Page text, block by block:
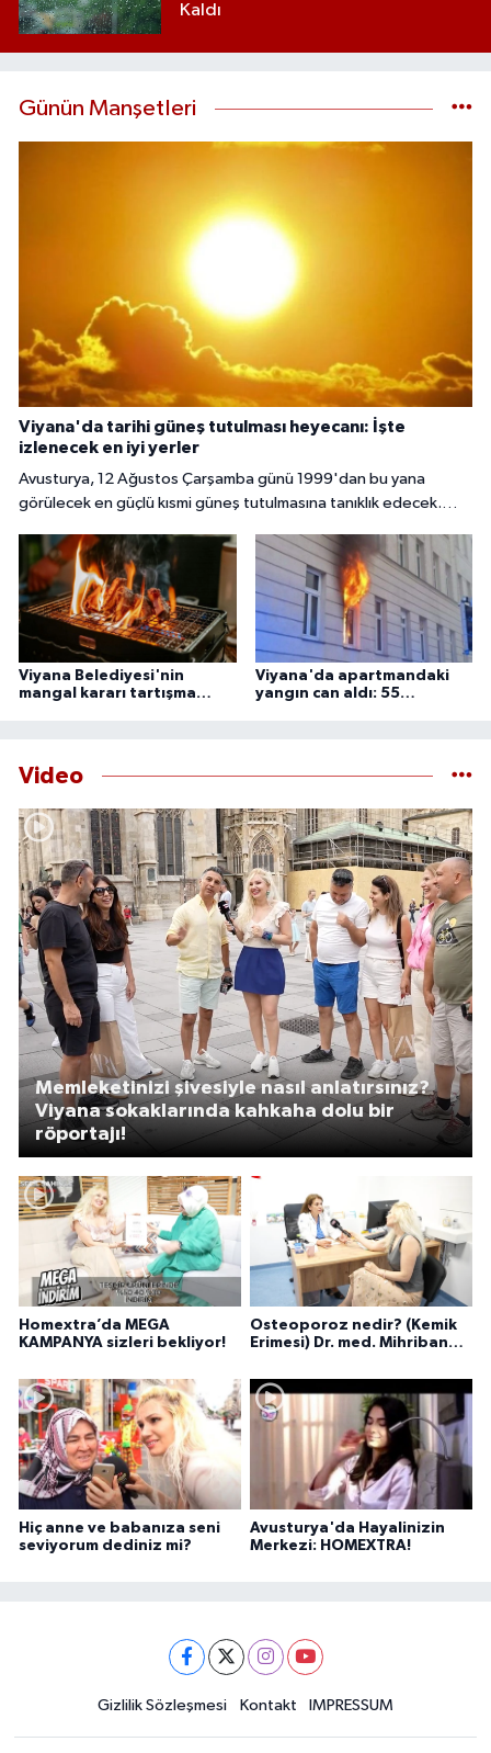
Kaldı
Günün Manşetleri
Viyana'da tarihi güneş tutulması heyecanı: İşte
izlenecek en iyi yerler
Avusturya, 12 Ağustos Çarşamba günü 1999'dan bu yana
görülecek en güçlü kısmi güneş tutulmasına tanıklık edecek.
85 ila 89'unun Ay tarafından örtüleceği bu nadir doğa olayını
izlemek için çeşitli noktalarda bir araya gelecek.
Viyana Belediyesi'nin
mangal kararı tartışma
Viyana'da apartmandaki
yangın can aldı: 55
Video
Homextra’da MEGA
KAMPANYA sizleri bekliyor!
Osteoporoz nedir? (Kemik
Erimesi) Dr. med. Mihriban
Memleketinizi şivesiyle nasıl anlatırsınız?
Viyana sokaklarında kahkaha dolu bir
röportajı!
Hiç anne ve babanıza seni
seviyorum dediniz mi?
Avusturya'da Hayalinizin
Merkezi: HOMEXTRA!
Gizlilik Sözleşmesi Kontakt IMPRESSUM